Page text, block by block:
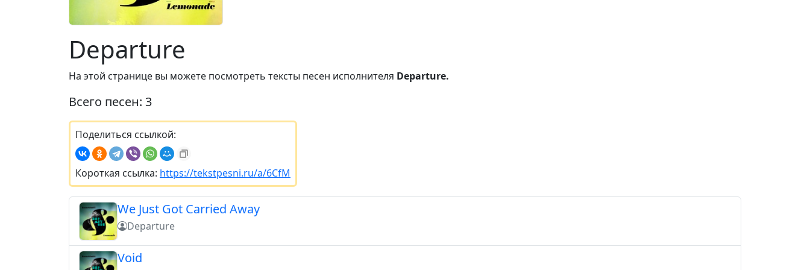
Departure
На этой странице вы можете посмотреть тексты песен исполнителя Departure.
Всего песен: 3
Поделиться ссылкой:
Короткая ссылка: https://tekstpesni.ru/a/6CfM
We Just Got Carried Away
Departure
Void